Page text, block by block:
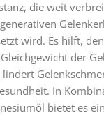
die weit
wird. Es hilft,
der
In
bietet es